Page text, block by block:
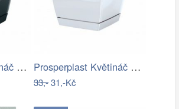
Prosperplast Květináč Coubi Square s… Prosperplast Květináč Coubi Square s…
33,-31,-Kč